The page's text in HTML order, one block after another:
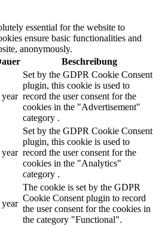
essential for the website to
ensure basic functionalities and
anonymously.
Beschreibung
year
Set by the GDPR Cookie Consent
plugin, this cookie is used to
record the user consent for the
cookies in the "Advertisement"
category .
year
Set by the GDPR Cookie Consent
plugin, this cookie is used to
record the user consent for the
cookies in the "Analytics"
category .
year
The cookie is set by the GDPR
Cookie Consent plugin to record
the user consent for the cookies in
the category "Functional".